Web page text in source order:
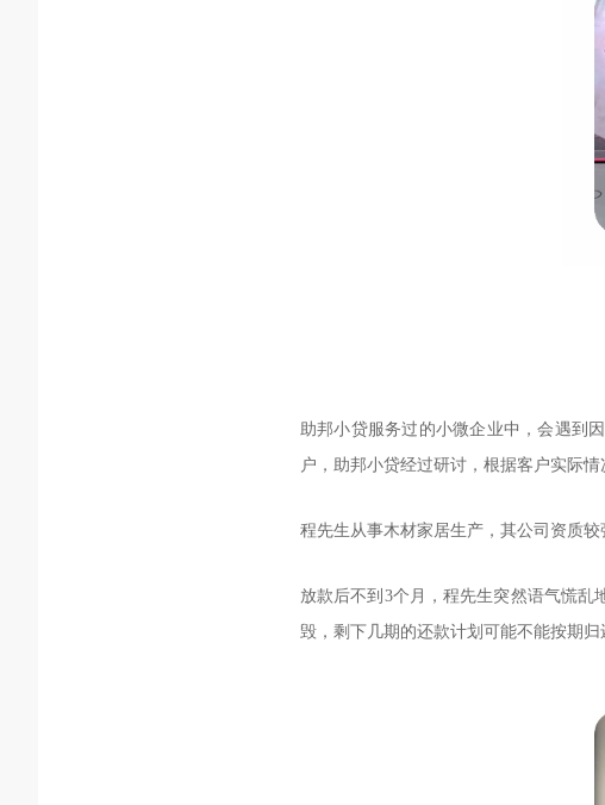
助邦小贷服务过的小微企业中，会遇到
户，助邦小贷经过研讨，根据客户实际
程先生从事木材家居生产，其公司资质
放款后不到3个月，程先生突然语气慌
毁，剩下几期的还款计划可能不能按期归